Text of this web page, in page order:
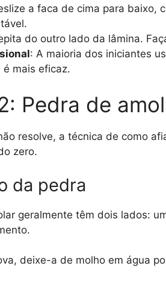
a faca de cima para baixo,
do outro lado da lâmina.
: A maioria dos iniciantes
é mais eficaz.
Pedra de
resolve, a técnica de como
zero.
da pedra
geralmente têm dois lados:
deixe-a de molho em água